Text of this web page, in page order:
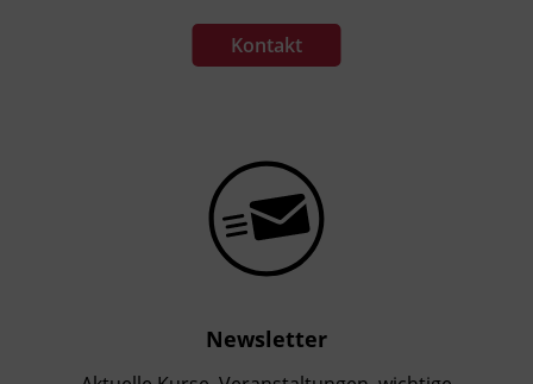
Kontakt
Newsletter